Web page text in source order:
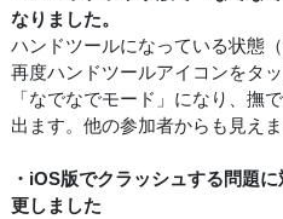
なりました。
ハンドツールになっている状態
再度ハンドツールアイコンをタッ
「なでなでモード」になり、撫
出ます。他の参加者からも見えま
・iOS版でクラッシュする問題
更しました